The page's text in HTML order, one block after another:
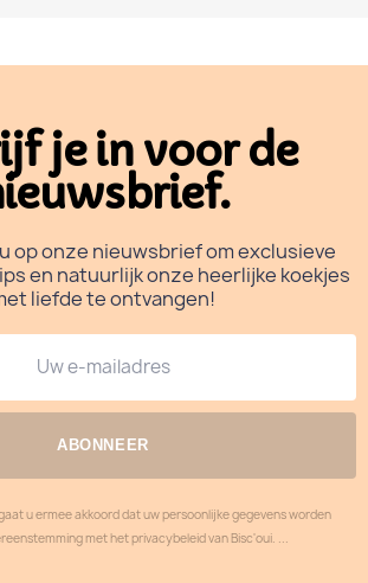
je in voor de
op onze nieuwsbrief om exclusieve
en natuurlijk onze heerlijke koekjes
liefde te ontvangen!
ABONNEER
u ermee akkoord dat uw persoonlijke gegevens worden
met het privacybeleid van Bisc'oui. ...